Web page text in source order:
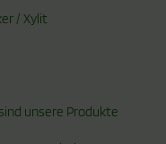
/ Xylit
unsere Produkte